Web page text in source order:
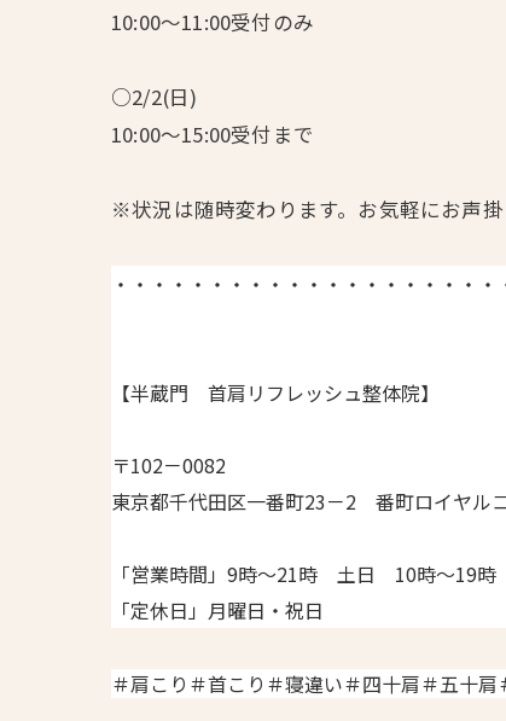
10:00～11:00受付のみ
○2/2(日)
10:00～15:00受付まで
※状況は随時変わります。お気軽にお声掛
・・・・・・・・・・・・・・・・・・・・
【半蔵門 首肩リフレッシュ整体院】
〒102－0082
東京都千代田区一番町23－2 番町ロイヤル
「営業時間」9時～21時 土日 10時～19時
「定休日」月曜日・祝日
＃肩こり＃首こり＃寝違い＃四十肩＃五十